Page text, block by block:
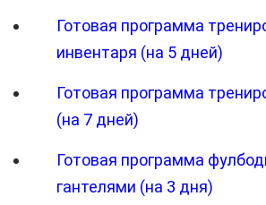
Готовая программа
инвентаря (на 5 дней)
Готовая программа
(на 7 дней)
Готовая программа
гантелями (на 3 дня)